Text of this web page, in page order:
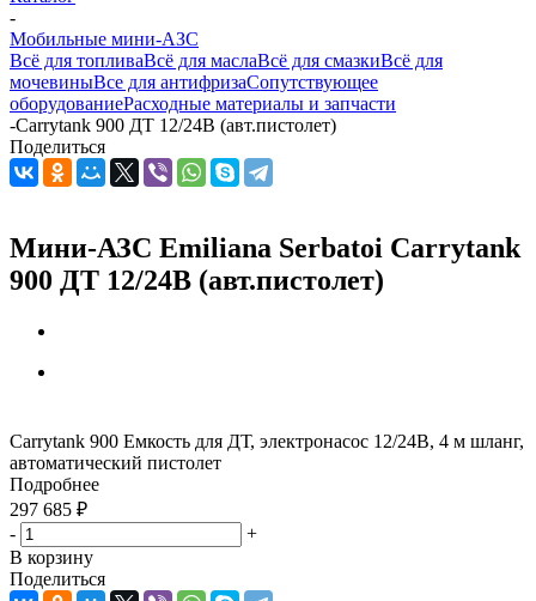
-
Мобильные мини-АЗС
Всё для топливаВсё для маслаВсё для смазкиВсё для
мочевиныВсе для антифризаСопутствующее
оборудованиеРасходные материалы и запчасти
-Carrytank 900 ДТ 12/24В (авт.пистолет)
Поделиться
Мини-АЗС Emiliana Serbatoi Carrytank
900 ДТ 12/24В (авт.пистолет)
Carrytank 900 Емкость для ДТ, электронасос 12/24В, 4 м шланг,
автоматический пистолет
Подробнее
297 685 ₽
-
+
В корзину
Поделиться